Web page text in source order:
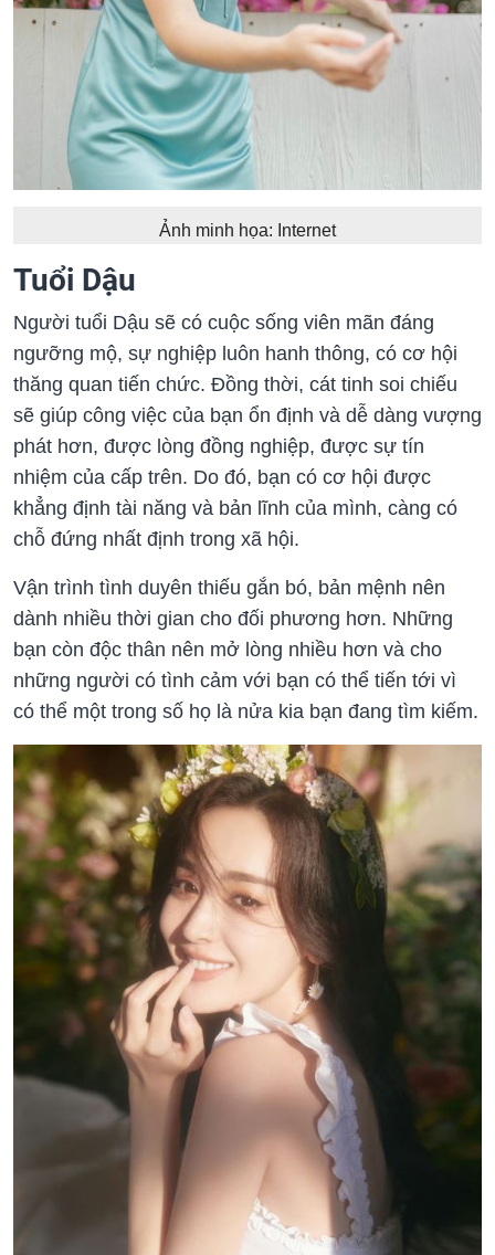
Ảnh minh họa: Internet
Tuổi Dậu
Người tuổi Dậu sẽ có cuộc sống viên mãn đáng
ngưỡng mộ, sự nghiệp luôn hanh thông, có cơ hội
thăng quan tiến chức. Đồng thời, cát tinh soi chiếu
sẽ giúp công việc của bạn ổn định và dễ dàng vượng
phát hơn, được lòng đồng nghiệp, được sự tín
nhiệm của cấp trên. Do đó, bạn có cơ hội được
khẳng định tài năng và bản lĩnh của mình, càng có
chỗ đứng nhất định trong xã hội.
Vận trình tình duyên thiếu gắn bó, bản mệnh nên
dành nhiều thời gian cho đối phương hơn. Những
bạn còn độc thân nên mở lòng nhiều hơn và cho
những người có tình cảm với bạn có thể tiến tới vì
có thể một trong số họ là nửa kia bạn đang tìm kiếm.